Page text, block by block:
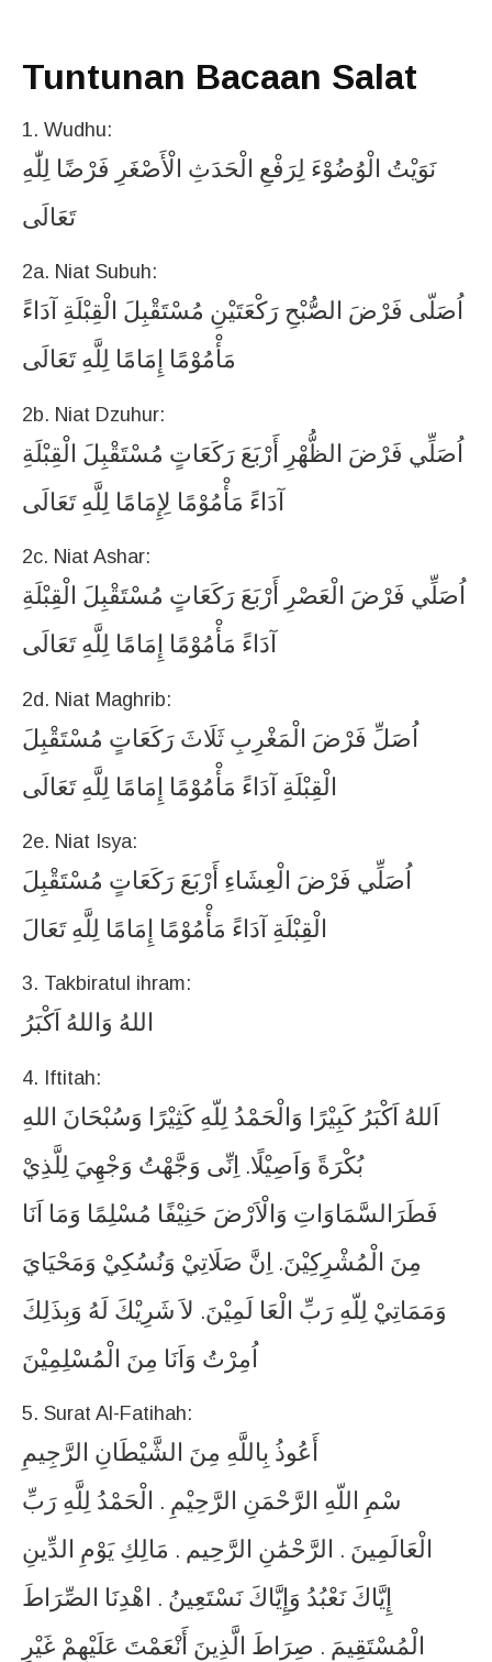
Tuntunan Bacaan Salat
1. Wudhu:
نَوَيْتُ الْوُضُوْءَ لِرَفْعِ الْحَدَثِ الْأَصْغَرِ فَرْضًا لِلّٰهِ
تَعَالَى
2a. Niat Subuh:
اُصَلّى فَرْضَ الصُّبْحِ رَكْعَتَيْنِ مُسْتَقْبِلَ الْقِبْلَةِ آدَاءً
مَأْمُوْمًا إِمَامًا لِلَّهِ تَعَالَى
2b. Niat Dzuhur:
اُصَلِّي فَرْضَ الظُّهْرِ أَرْبَعَ رَكَعَاتٍ مُسْتَقْبِلَ الْقِبْلَةِ
آدَاءً مَأْمُوْمًا لِإِمَامًا لِلَّهِ تَعَالَى
2c. Niat Ashar:
اُصَلِّي فَرْضَ الْعَصْرِ أَرْبَعَ رَكَعَاتٍ مُسْتَقْبِلَ الْقِبْلَةِ
آدَاءً مَأْمُوْمًا إِمَامًا لِلَّهِ تَعَالَى
2d. Niat Maghrib:
اُصَلِّ فَرْضَ الْمَغْرِبِ ثَلَاثَ رَكَعَاتٍ مُسْتَقْبِلَ
الْقِبْلَةِ آدَاءً مَأْمُوْمًا إِمَامًا لِلَّهِ تَعَالَى
2e. Niat Isya:
اُصَلِّي فَرْضَ الْعِشَاءِ أَرْبَعَ رَكَعَاتٍ مُسْتَقْبِلَ
الْقِبْلَةِ آدَاءً مَأْمُوْمًا إِمَامًا لِلَّهِ تَعَالَ
3. Takbiratul ihram:
اللهُ وَاللهُ اَكْبَرُ
4. Iftitah:
اَللهُ اَكْبَرُ كَبِيْرًا وَالْحَمْدُ لِلّهِ كَثِيْرًا وَسُبْحَانَ اللهِ
بُكْرَةً وَاَصِيْلًا. اِنِّى وَجَّهْتُ وَجْهِيَ لِلَّذِيْ
فَطَرَالسَّمَاوَاتِ وَالْاَرْضَ حَنِيْفًا مُسْلِمًا وَمَا اَنَا
مِنَ الْمُشْرِكِيْنَ. اِنَّ صَلَاتِيْ وَنُسُكِيْ وَمَحْيَايَ
وَمَمَاتِيْ لِلّهِ رَبِّ الْعَا لَمِيْنَ. لاَ شَرِيْكَ لَهُ وَبِذَلِكَ
اُمِرْتُ وَاَنَا مِنَ الْمُسْلِمِيْنَ
5. Surat Al-Fatihah:
أَعُوذُ بِاللَّهِ مِنَ الشَّيْطَانِ الرَّجِيمِ
سْمِ اللّهِ الرَّحْمَنِ الرَّحِيْمِ . الْحَمْدُ لِلَّهِ رَبِّ
الْعَالَمِينَ . الرَّحْمَٰنِ الرَّحِيم . مَالِكِ يَوْمِ الدِّينِ
إِيَّاكَ نَعْبُدُ وَإِيَّاكَ نَسْتَعِينُ . اهْدِنَا الصِّرَاطَ
الْمُسْتَقِيمَ . صِرَاطَ الَّذِينَ أَنْعَمْتَ عَلَيْهِمْ غَيْرِ